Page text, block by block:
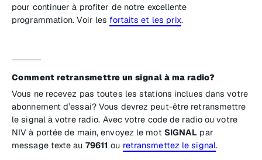
pour continuer à profiter de notre excellente
programmation. Voir les fortaits et les prix.
Comment retransmettre un signal à ma radio?
Vous ne recevez pas toutes les stations inclues dans votre
abonnement d’essai? Vous devrez peut-être retransmettre
le signal à votre radio. Avec votre code de radio ou votre
NIV à portée de main, envoyez le mot SIGNAL par
message texte au 79611 ou retransmettez le signal.